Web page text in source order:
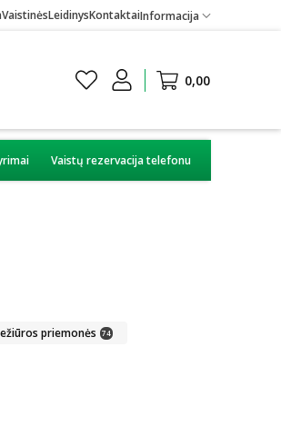
VaistinėsLeidinysKontaktaiInformacija
0,00
Vaistų rezervacija telefonu
priemonės 74